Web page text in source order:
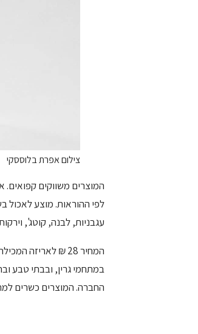
צילום אפרת בלוססקי
לפי ההוראות. מוצע לאכול
עגבניות, לבנה, קוטג',
במתחמי גרין, ובבתי טבע
החברה. המוצרים כשרים